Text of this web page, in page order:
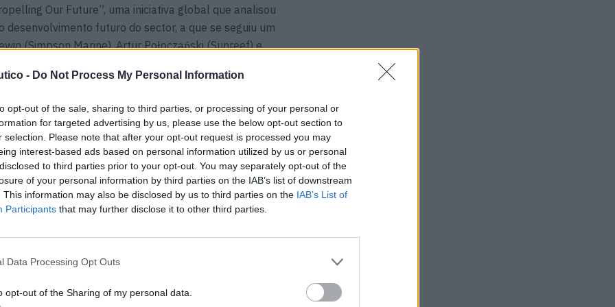
- Do Not Process My Personal Information
opt-out of the sale, sharing to third parties, or processing of your personal or
for targeted advertising by us, please use the below opt-out section to
selection. Please note that after your opt-out request is processed you may
interest-based ads based on personal information utilized by us or personal
to third parties prior to your opt-out. You may separately opt-out of the
of your personal information by third parties on the IAB’s list of downstream
This information may also be disclosed by us to third parties on the IAB’s List of
Participants that may further disclose it to other third parties.
Data Processing Opt Outs
opt-out of the Sharing of my personal data.
Our Future”, uma iniciativa global que analisou
desenvolvimento futuro do sector, a que se seguiu um
(Simpson Marine), Artur Połoczański (Sunreef) e
O grupo destacou alguns dos mais recentes
inovações de design e soluções digitais.
Iates terá edição inaugural no Mónaco
das atenções com Ee Pin Lee (Neste) a falar sobre os
e biocombustíveis, e como o Neste MY
disponível para reduzir as emissões de
com Steven Hawkins (J.P. Morgan Private Bank)
de uma nova geração de superiates exploradores
Os representantes dos três estaleiros – Peter
(Echo Yachts) e Sarah Favell (Damen Yachting) –